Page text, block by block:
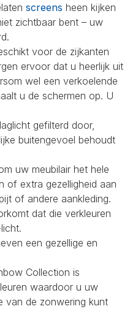
screens heen kijken
zichtbaar bent – uw
voor de zijkanten
ervoor dat u heerlijk uit
wel een verkoelende
u de schermen op. U
gefilterd door,
buitengevoel behoudt
uw meubilair het hele
of extra gezelligheid aan
of andere aankleding.
dat die verkleuren
een gezellige en
Collection is
waardoor u uw
van de zonwering kunt